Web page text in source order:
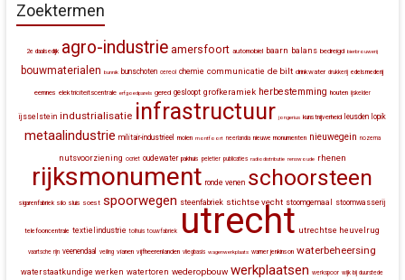
Zoektermen
2e daalsedijk agro-industrie amersfoort automobiel baarn balans bedreigd bierbrouwerij
bouwmaterialen bunnik bunschoten cereol chemie communicatie de bilt drinkwater drukkerij edelsmederij
eemnes elektriciteitscentrale erfgoedparels gered gesloopt grofkeramiek herbestemming houten ijskelder
ijsselstein industrialisatie infrastructuur jongerius kunstnijverheid leusden lopik
metaalindustrie militair-industrieel molen montfoort neerlandia nieuwe monumenten nieuwegein nozema
nutsvoorziening ocriet oudewater pakhuis peletier publicaties radiodistributie renswoude rhenen
rijksmonument ronde venen schoorsteen
sigarenfabriek silo sluis soest spoorwegen steenfabriek stichtse vecht stoomgemaal stoomwasserij
telefooncentrale textielindustrie tolhuis touwfabriek utrecht utrechtse heuvelrug
vaartsche rijn veenendaal veiling vianen vijfheerenlanden vliegbasis wagenwerkplaats warner jenkinson waterbeheersing
waterstaatkundige werken watertoren wederopbouw werkplaatsen werkspoor wijk bij duurstede